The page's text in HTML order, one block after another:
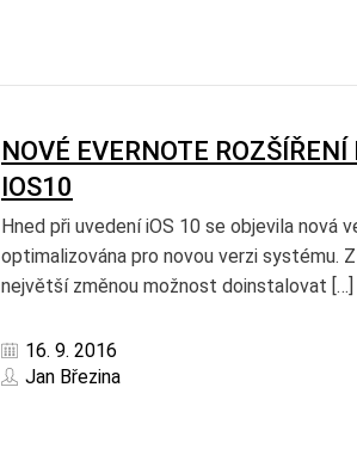
NOVÉ EVERNOTE
IOS10
Hned při uvedení iOS 10 se objevila nová
optimalizována pro novou verzi systému.
největší změnou možnost doinstalovat […]
16. 9. 2016
Jan Březina